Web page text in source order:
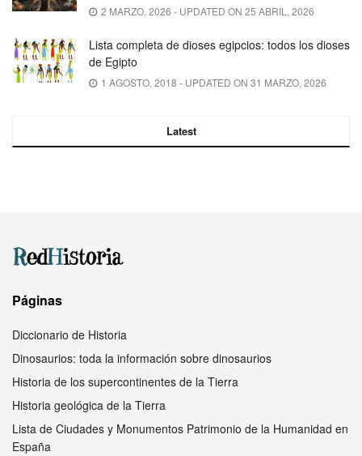
2 MARZO, 2026 - UPDATED ON 25 ABRIL, 2026
Lista completa de dioses egipcios: todos los dioses
de Egipto
1 AGOSTO, 2018 - UPDATED ON 31 MARZO, 2026
Latest
Páginas
Diccionario de Historia
Dinosaurios: toda la información sobre dinosaurios
Historia de los supercontinentes de la Tierra
Historia geológica de la Tierra
Lista de Ciudades y Monumentos Patrimonio de la Humanidad en
España